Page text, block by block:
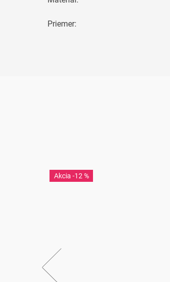
Priemer:
-12 %